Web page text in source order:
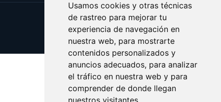
Usamos cookies y otras técnicas
de rastreo para mejorar tu
experiencia de navegación en
nuestra web, para mostrarte
contenidos personalizados y
anuncios adecuados, para analizar
el tráfico en nuestra web y para
comprender de donde llegan
nuestros visitantes.
Update cookies preferences
Copyright © 2025 radioeuskadi.es